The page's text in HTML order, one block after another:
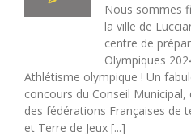
Nous sommes
la ville de
centre de
Olympiques
Athlétisme olympique ! Un
concours du Conseil
des fédérations Françaises de
et Terre de Jeux [...]